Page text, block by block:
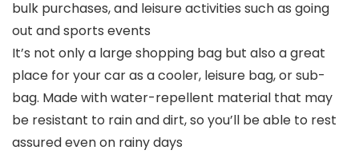
bulk purchases, and leisure activities such as going
out and sports events
It’s not only a large shopping bag but also a great
place for your car as a cooler, leisure bag, or sub-
bag. Made with water-repellent material that may
be resistant to rain and dirt, so you’ll be able to rest
assured even on rainy days